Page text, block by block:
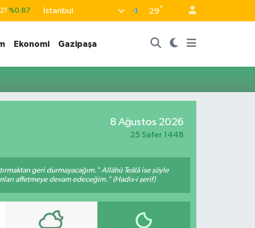
%0.87
%0.32
İstanbul 29°
Ekonomi Gazipaşa
8 Ağustos 2026
25 Safer 1448
geri durmayacağım." Allâhü Teâlâ ise şöyle
affetmeye devam edeceğim." (Hadis-i şerif)